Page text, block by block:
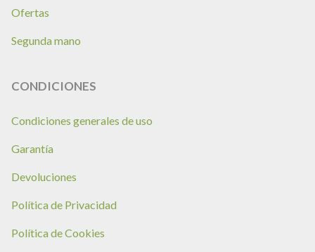
Ofertas
Segunda mano
CONDICIONES
Condiciones generales de uso
Garantía
Devoluciones
Política de Privacidad
Política de Cookies